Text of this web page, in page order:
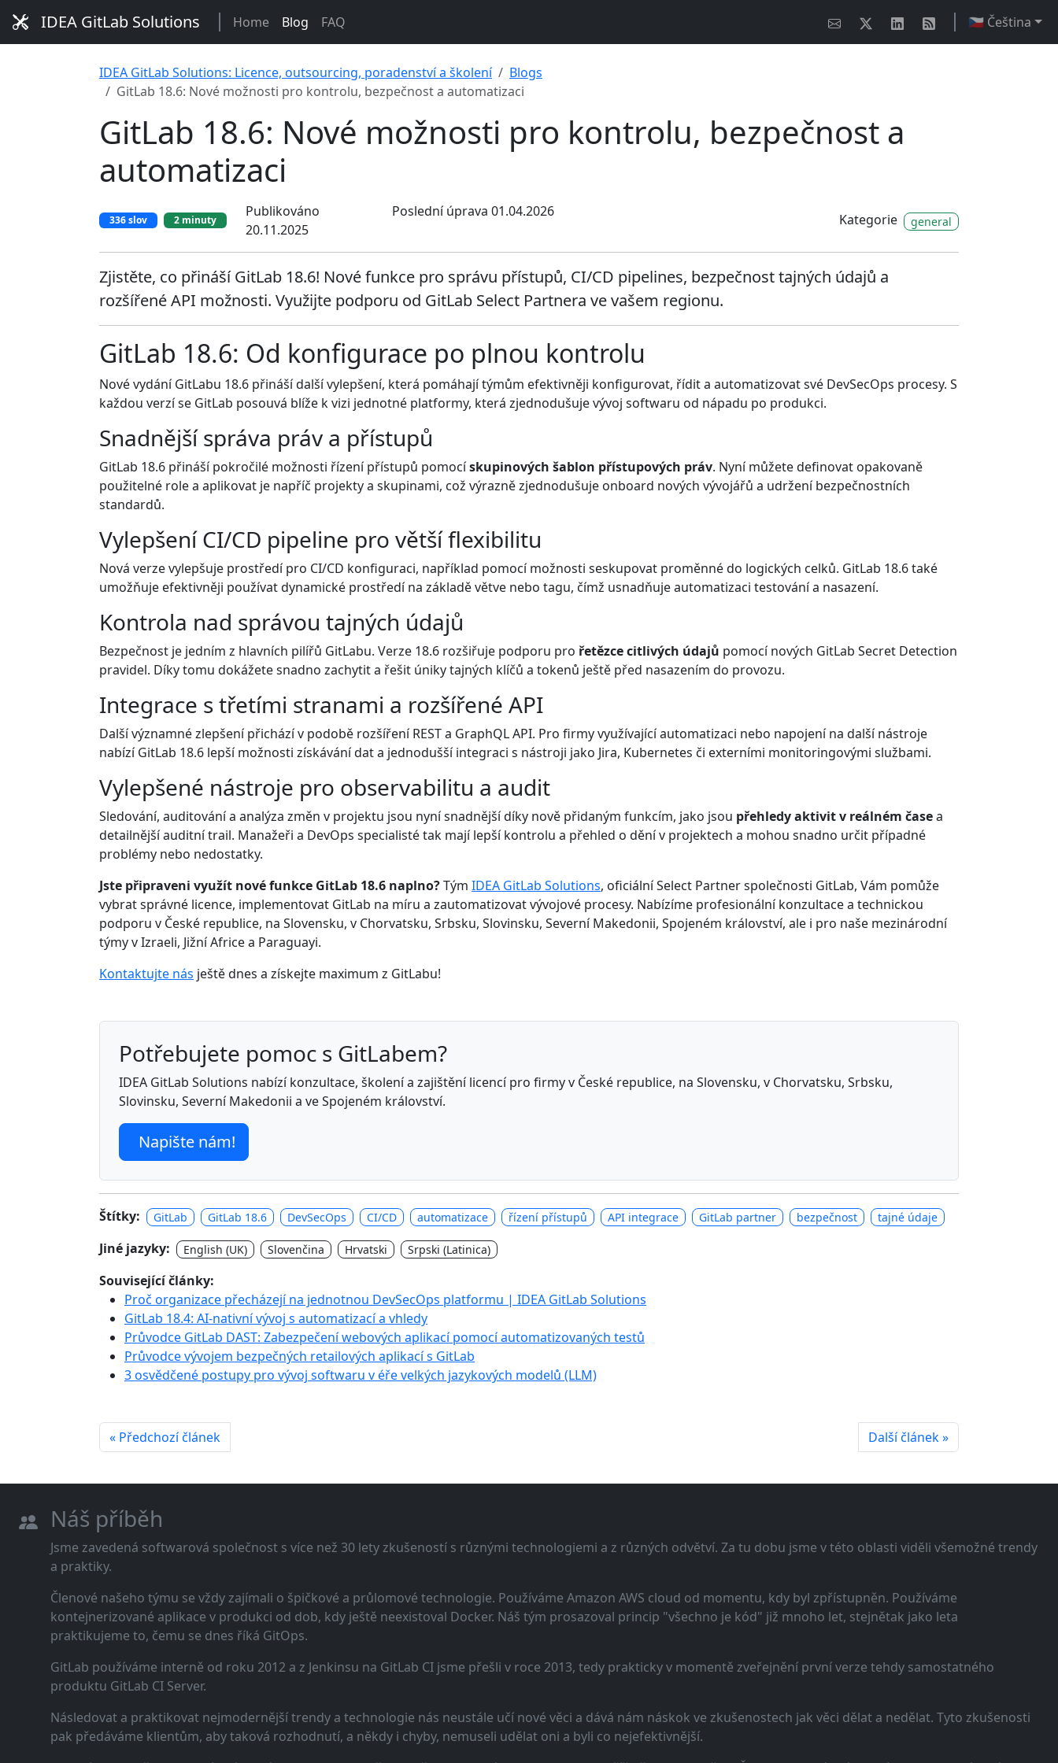
IDEA GitLab Solutions Home Blog FAQ 🇨🇿 Čeština
IDEA GitLab Solutions: Licence, outsourcing, poradenství a školení
Blogs
GitLab 18.6: Nové možnosti pro kontrolu, bezpečnost a automatizaci
GitLab 18.6: Nové možnosti pro kontrolu, bezpečnost a
automatizaci
336 slov 2 minuty
Publikováno
20.11.2025
Poslední úprava 01.04.2026
Kategorie general
Zjistěte, co přináší GitLab 18.6! Nové funkce pro správu přístupů, CI/CD pipelines, bezpečnost tajných údajů a
rozšířené API možnosti. Využijte podporu od GitLab Select Partnera ve vašem regionu.
GitLab 18.6: Od konfigurace po plnou kontrolu
Nové vydání GitLabu 18.6 přináší další vylepšení, která pomáhají týmům efektivněji konfigurovat, řídit a automatizovat své DevSecOps procesy. S
každou verzí se GitLab posouvá blíže k vizi jednotné platformy, která zjednodušuje vývoj softwaru od nápadu po produkci.
Snadnější správa práv a přístupů
GitLab 18.6 přináší pokročilé možnosti řízení přístupů pomocískupinových šablon přístupových práv. Nyní můžete definovat opakovaně
použitelné role a aplikovat je napříč projekty a skupinami, což výrazně zjednodušuje onboard nových vývojářů a udržení bezpečnostních
standardů.
Vylepšení CI/CD pipeline pro větší flexibilitu
Nová verze vylepšuje prostředí pro CI/CD konfiguraci, například pomocí možnosti seskupovat proměnné do logických celků. GitLab 18.6 také
umožňuje efektivněji používat dynamické prostředí na základě větve nebo tagu, čímž usnadňuje automatizaci testování a nasazení.
Kontrola nad správou tajných údajů
Bezpečnost je jedním z hlavních pilířů GitLabu. Verze 18.6 rozšiřuje podporu pro řetězce citlivých údajů pomocí nových GitLab Secret Detection
pravidel. Díky tomu dokážete snadno zachytit a řešit úniky tajných klíčů a tokenů ještě před nasazením do provozu.
Integrace s třetími stranami a rozšířené API
Další významné zlepšení přichází v podobě rozšíření REST a GraphQL API. Pro firmy využívající automatizaci nebo napojení na další nástroje
nabízí GitLab 18.6 lepší možnosti získávání dat a jednodušší integraci s nástroji jako Jira, Kubernetes či externími monitoringovými službami.
Vylepšené nástroje pro observabilitu a audit
Sledování, auditování a analýza změn v projektu jsou nyní snadnější díky nově přidaným funkcím, jako jsou přehledy aktivit v reálném časea
detailnější auditní trail. Manažeři a DevOps specialisté tak mají lepší kontrolu a přehled o dění v projektech a mohou snadno určit případné
problémy nebo nedostatky.
Jste připraveni využít nové funkce GitLab 18.6 naplno?Tým IDEA GitLab Solutions, oficiální Select Partner společnosti GitLab, Vám pomůže
vybrat správné licence, implementovat GitLab na míru a zautomatizovat vývojové procesy. Nabízíme profesionální konzultace a technickou
podporu v České republice, na Slovensku, v Chorvatsku, Srbsku, Slovinsku, Severní Makedonii, Spojeném království, ale i pro naše mezinárodní
týmy v Izraeli, Jižní Africe a Paraguayi.
Kontaktujte nás ještě dnes a získejte maximum z GitLabu!
Potřebujete pomoc s GitLabem?
IDEA GitLab Solutions nabízí konzultace, školení a zajištění licencí pro firmy v České republice, na Slovensku, v Chorvatsku, Srbsku,
Slovinsku, Severní Makedonii a ve Spojeném království.
Napište nám!
Štítky: GitLab GitLab 18.6 DevSecOps CI/CD automatizace řízení přístupů API integrace GitLab partner bezpečnost tajné údaje
Jiné jazyky: English (UK) Slovenčina Hrvatski Srpski (Latinica)
Související články:
Proč organizace přecházejí na jednotnou DevSecOps platformu | IDEA GitLab Solutions
GitLab 18.4: AI-nativní vývoj s automatizací a vhledy
Průvodce GitLab DAST: Zabezpečení webových aplikací pomocí automatizovaných testů
Průvodce vývojem bezpečných retailových aplikací s GitLab
3 osvědčené postupy pro vývoj softwaru v éře velkých jazykových modelů (LLM)
« Předchozí článek Další článek »
Náš příběh
Jsme zavedená softwarová společnost s více než 30 lety zkušeností s různými technologiemi a z různých odvětví. Za tu dobu jsme v této oblasti viděli všemožné trendy
a praktiky.
Členové našeho týmu se vždy zajímali o špičkové a průlomové technologie. Používáme Amazon AWS cloud od momentu, kdy byl zpřístupněn. Používáme
kontejnerizované aplikace v produkci od dob, kdy ještě neexistoval Docker. Náš tým prosazoval princip "všechno je kód" již mnoho let, stejnětak jako leta
praktikujeme to, čemu se dnes říká GitOps.
GitLab používáme interně od roku 2012 a z Jenkinsu na GitLab CI jsme přešli v roce 2013, tedy prakticky v momentě zveřejnění první verze tehdy samostatného
produktu GitLab CI Server.
Následovat a praktikovat nejmodernější trendy a technologie nás neustále učí nové věci a dává nám náskok ve zkušenostech jak věci dělat a nedělat. Tyto zkušenosti
pak předáváme klientům, aby taková rozhodnutí, a někdy i chyby, nemuseli udělat oni a byli co nejefektivnější.